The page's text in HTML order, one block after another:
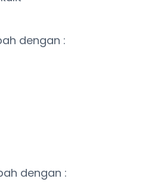
dengan :
dengan :